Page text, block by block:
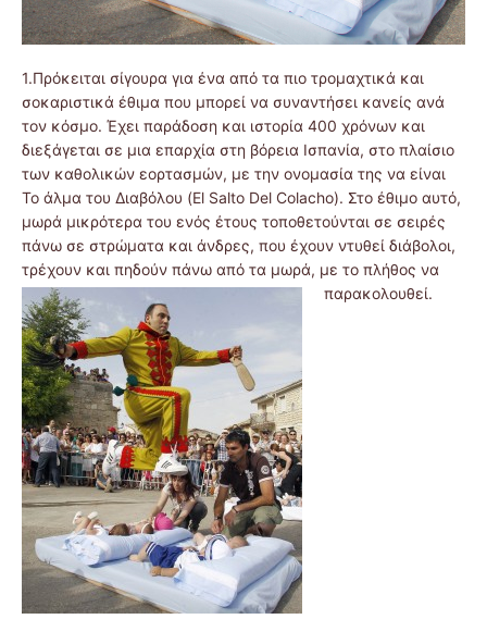
1.Πρόκειται σίγουρα για ένα από τα πιο τρομαχτικά και
σοκαριστικά έθιμα που μπορεί να συναντήσει κανείς ανά
τον κόσμο. Έχει παράδοση και ιστορία 400 χρόνων και
διεξάγεται σε μια επαρχία στη βόρεια Ισπανία, στο πλαίσιο
των καθολικών εορτασμών, με την ονομασία της να είναι
Το άλμα του Διαβόλου (El Salto Del Colacho). Στο έθιμο αυτό,
μωρά μικρότερα του ενός έτους τοποθετούνται σε σειρές
πάνω σε στρώματα και άνδρες, που έχουν ντυθεί διάβολοι,
τρέχουν και πηδούν πάνω από τα μωρά, με το πλήθος να
παρακολουθεί.